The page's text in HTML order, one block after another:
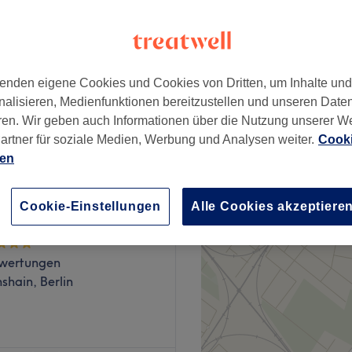
ab 69 €
Das Studio
orientalische Kosmetik
Berlin
eigene Cookies und Cookies von Dritten, um Inhalte
Medienfunktionen bereitzustellen und unseren
Wir geben auch Informationen über die Nutzung unserer
für soziale Medien, Werbung und Analysen weiter.
Cookie-Einstellungen Alle Cookies akzeptieren